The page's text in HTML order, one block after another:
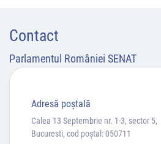
Contact
Parlamentul României SENAT
Adresă poştală
Calea 13 Septembrie nr. 1-3, sector 5,
Bucuresti, cod poștal: 050711